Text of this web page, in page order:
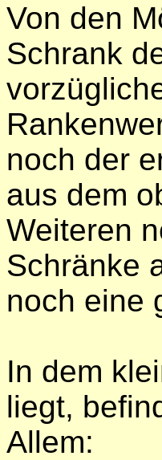
Von den
Schrank
noch der
aus dem
Weiteren
Schränke
noch eine
In dem
liegt,
Allem: